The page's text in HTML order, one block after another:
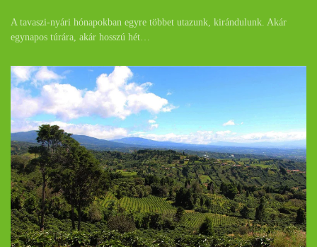
A tavaszi-nyári hónapokban egyre többet utazunk, kirándulunk. Akár
egynapos túrára, akár hosszú hét…